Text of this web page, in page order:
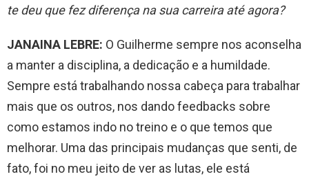
te deu que fez diferença na sua carreira até agora?
JANAINA LEBRE: O Guilherme sempre nos aconselha
a manter a disciplina, a dedicação e a humildade.
Sempre está trabalhando nossa cabeça para trabalhar
mais que os outros, nos dando feedbacks sobre
como estamos indo no treino e o que temos que
melhorar. Uma das principais mudanças que senti, de
fato, foi no meu jeito de ver as lutas, ele está